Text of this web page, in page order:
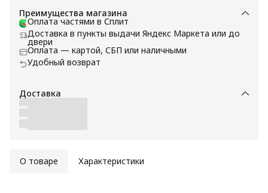
Преимущества магазина
Оплата частями в Сплит
Доставка в пункты выдачи Яндекс Маркета или до
двери
Оплата — картой, СБП или наличными
Удобный возврат
Доставка
О товаре Характеристики